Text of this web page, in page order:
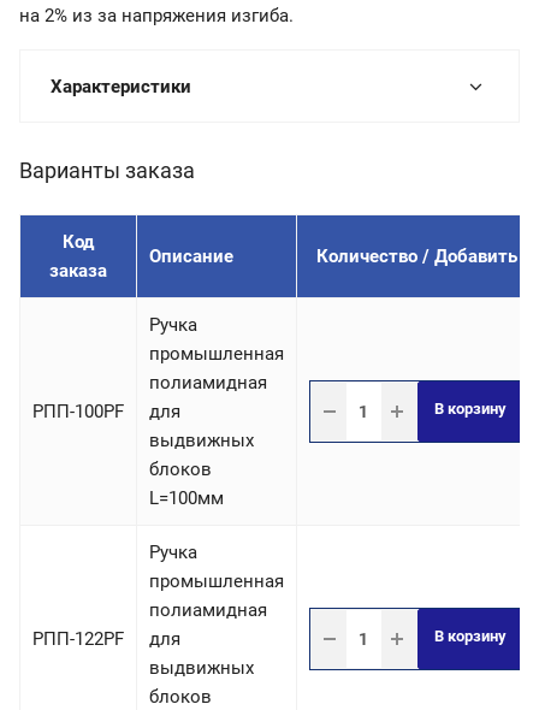
на 2% из за напряжения изгиба.
Характеристики
Варианты заказа
Код
заказа
Описание Количество / Добавить
РПП-100PF
Ручка
промышленная
полиамидная
для
выдвижных
блоков
L=100мм
В корзину
РПП-122PF
Ручка
промышленная
полиамидная
для
выдвижных
блоков
В корзину